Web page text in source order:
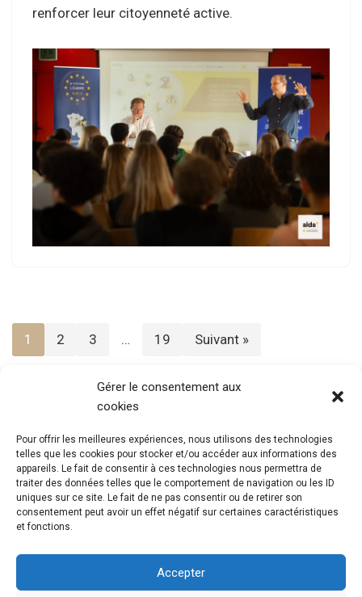
Gérer le consentement aux
cookies
Pour offrir les meilleures expériences, nous utilisons des technologies
telles que les cookies pour stocker et/ou accéder aux informations des
appareils. Le fait de consentir à ces technologies nous permettra de
traiter des données telles que le comportement de navigation ou les ID
uniques sur ce site. Le fait de ne pas consentir ou de retirer son
consentement peut avoir un effet négatif sur certaines caractéristiques
et fonctions.
Accepter
renforcer leur citoyenneté active.
1 2 3 … 19 Suivant »